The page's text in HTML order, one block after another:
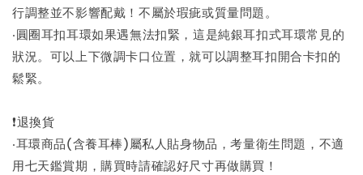
行調整並不影響配戴！不屬於瑕疵或質量問題。
‧圓圈耳扣耳環如果遇無法扣緊，這是純銀耳扣式耳環常見的
狀況。可以上下微調卡口位置，就可以調整耳扣開合卡扣的
鬆緊。
❗退換貨
‧耳環商品(含養耳棒)屬私人貼身物品，考量衛生問題，不適
用七天鑑賞期，購買時請確認好尺寸再做購買！